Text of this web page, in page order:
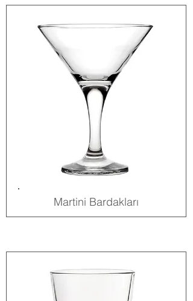
Martini Bardakları